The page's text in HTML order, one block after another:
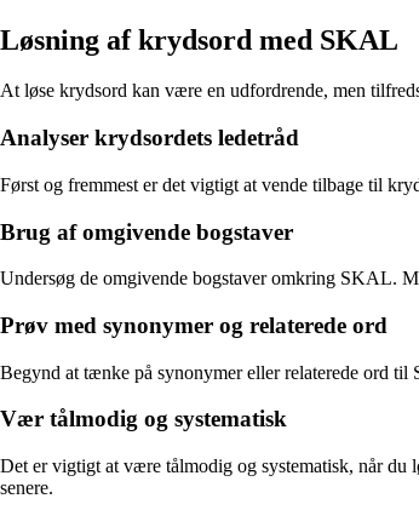
Løsning af krydsord med SKAL
At løse krydsord kan være en udfordrende, men
Analyser krydsordets ledetråd
Først og fremmest er det vigtigt at vende tilbage til
Brug af omgivende bogstaver
Undersøg de omgivende bogstaver omkring SKAL.
Prøv med synonymer og relaterede ord
Begynd at tænke på synonymer eller relaterede ord
Vær tålmodig og systematisk
Det er vigtigt at være tålmodig og systematisk, når du
senere.